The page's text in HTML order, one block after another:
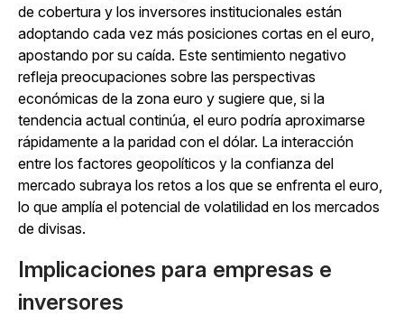
de cobertura y los inversores institucionales están
adoptando cada vez más posiciones cortas en el euro,
apostando por su caída. Este sentimiento negativo
refleja preocupaciones sobre las perspectivas
económicas de la zona euro y sugiere que, si la
tendencia actual continúa, el euro podría aproximarse
rápidamente a la paridad con el dólar. La interacción
entre los factores geopolíticos y la confianza del
mercado subraya los retos a los que se enfrenta el euro,
lo que amplía el potencial de volatilidad en los mercados
de divisas.
Implicaciones para empresas e
inversores